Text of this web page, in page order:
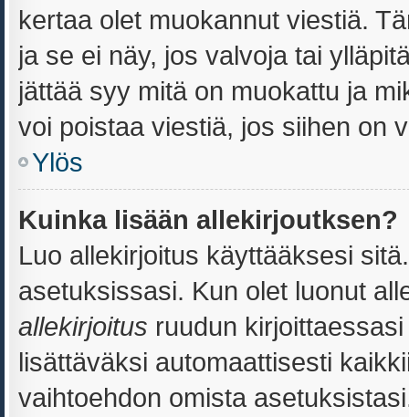
kertaa olet muokannut viestiä.
ja se ei näy, jos valvoja tai
jättää syy mitä on muokattu ja
voi poistaa viestiä, jos siihen on
Ylös
Kuinka lisään allekirjoutksen?
Luo allekirjoitus käyttääksesi
asetuksissasi. Kun olet luonut
allekirjoitus ruudun
lisättäväksi automaattisesti
vaihtoehdon omista